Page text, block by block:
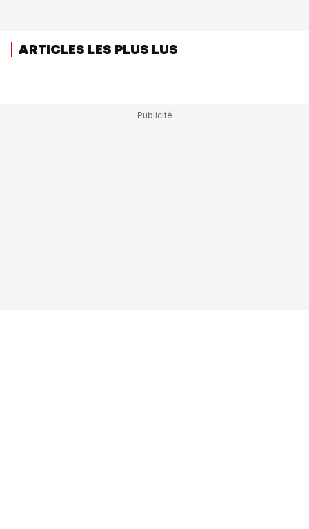
ARTICLES LES PLUS LUS